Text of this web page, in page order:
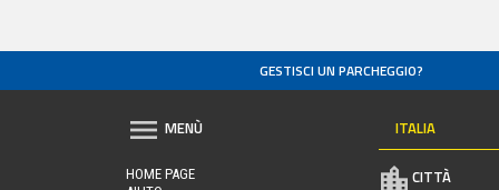
GESTISCI UN PARCHEGGIO?
MENÙ
HOME PAGE
ITALIA
CITTÀ